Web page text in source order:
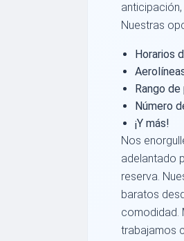
Nuestras
Horarios
Rango
Número
¡Y más!
Nos
adelantado
reserva.
baratos
comodidad.
trabajamos